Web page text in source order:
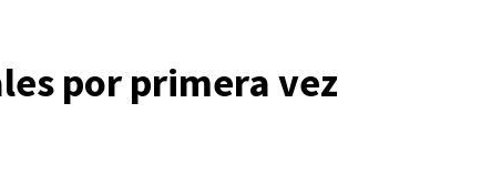
por primera vez